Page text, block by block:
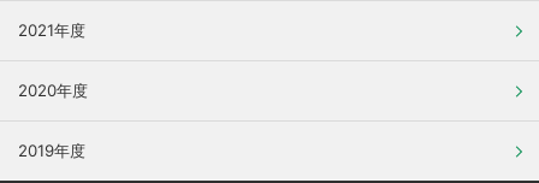
2021年度
2020年度
2019年度